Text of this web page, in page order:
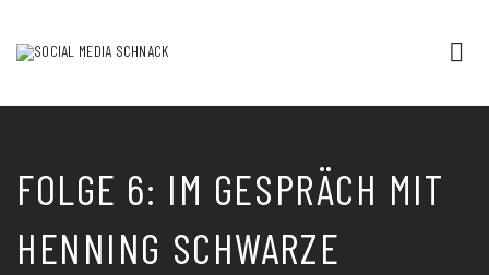
und
digitale
Kommunikation
FOLGE 6: IM GESPRÄCH MIT
HENNING SCHWARZE